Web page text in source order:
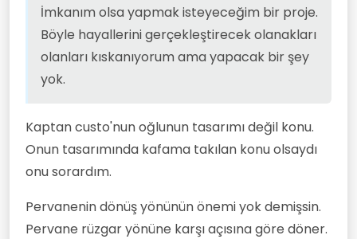
İmkanım olsa yapmak isteyeceğim bir proje.
Böyle hayallerini gerçekleştirecek olanakları
olanları kıskanıyorum ama yapacak bir şey
yok.
Kaptan custo'nun oğlunun tasarımı değil konu.
Onun tasarımında kafama takılan konu olsaydı
onu sorardım.
Pervanenin dönüş yönünün önemi yok demişsin.
Pervane rüzgar yönüne karşı açısına göre döner.